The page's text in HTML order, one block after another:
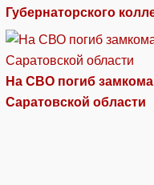
Губернаторского
На СВО погиб
Саратовской области